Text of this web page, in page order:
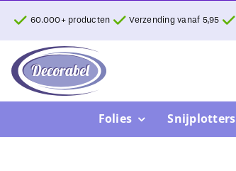
inhoud
60.000+ producten Verzending vanaf 5,95
Folies Snijplotters